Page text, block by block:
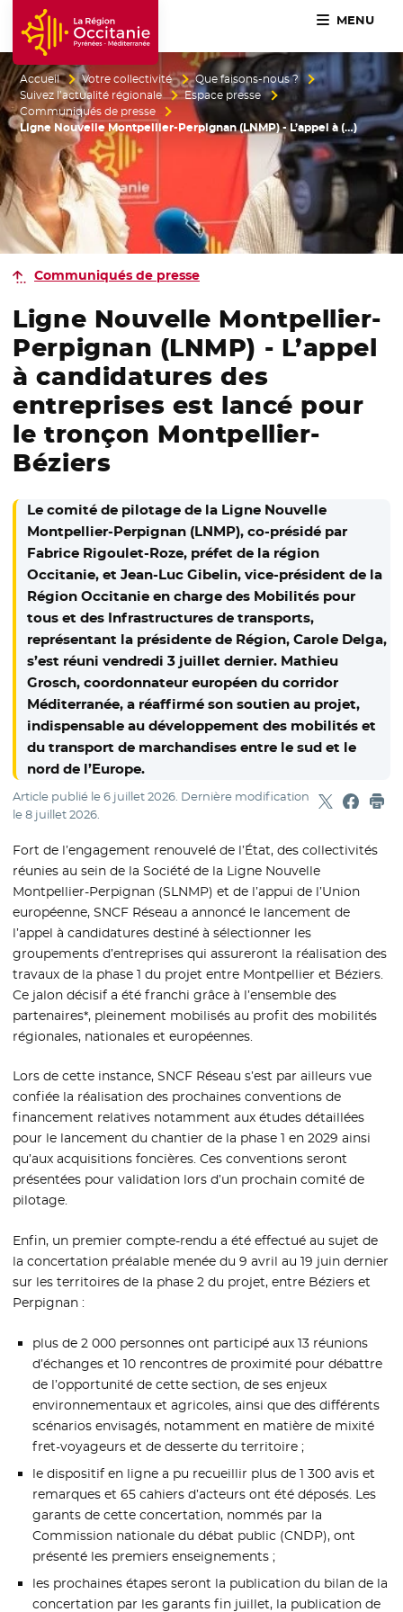
Accueil Région Occitanie / Pyrénées-Méditerranée
MENU
Accueil Votre collectivité
Que faisons-nous ?
Suivez l’actualité régionale
Espace presse
Communiqués de presse
Ligne Nouvelle Montpellier-Perpignan (LNMP) - L’appel à (…)
Communiqués de presse
Ligne Nouvelle Montpellier-
Perpignan (LNMP) - L’appel
à candidatures des
entreprises est lancé pour
le tronçon Montpellier-
Béziers
Le comité de pilotage de la Ligne Nouvelle
Montpellier-Perpignan (LNMP), co-présidé par
Fabrice Rigoulet-Roze, préfet de la région
Occitanie, et Jean-Luc Gibelin, vice-président de la
Région Occitanie en charge des Mobilités pour
tous et des Infrastructures de transports,
représentant la présidente de Région, Carole Delga,
s’est réuni vendredi 3 juillet dernier. Mathieu
Grosch, coordonnateur européen du corridor
Méditerranée, a réaffirmé son soutien au projet,
indispensable au développement des mobilités et
du transport de marchandises entre le sud et le
nord de l’Europe.
Article publié le6 juillet 2026. Dernière modification
le8 juillet 2026. Partager
- Nouvelle
-
Fort de l’engagement renouvelé de l’État, des collectivités
réunies au sein de la Société de la Ligne Nouvelle
Montpellier-Perpignan (SLNMP) et de l’appui de l’Union
européenne, SNCF Réseau a annoncé le lancement de
l’appel à candidatures destiné à sélectionner les
groupements d’entreprises qui assureront la réalisation des
travaux de la phase 1 du projet entre Montpellier et Béziers.
Ce jalon décisif a été franchi grâce à l’ensemble des
partenaires*, pleinement mobilisés au profit des mobilités
régionales, nationales et européennes.
Lors de cette instance, SNCF Réseau s’est par ailleurs vue
confiée la réalisation des prochaines conventions de
financement relatives notamment aux études détaillées
pour le lancement du chantier de la phase 1 en 2029 ainsi
qu’aux acquisitions foncières. Ces conventions seront
présentées pour validation lors d’un prochain comité de
pilotage.
Enfin, un premier compte-rendu a été effectué au sujet de
la concertation préalable menée du 9 avril au 19 juin dernier
sur les territoires de la phase 2 du projet, entre Béziers et
Perpignan :
plus de 2 000 personnes ont participé aux 13 réunions
d’échanges et 10 rencontres de proximité pour débattre
de l’opportunité de cette section, de ses enjeux
environnementaux et agricoles, ainsi que des différents
scénarios envisagés, notamment en matière de mixité
fret-voyageurs et de desserte du territoire ;
le dispositif en ligne a pu recueillir plus de 1 300 avis et
remarques et 65 cahiers d’acteurs ont été déposés. Les
garants de cette concertation, nommés par la
Commission nationale du débat public (CNDP), ont
présenté les premiers enseignements ;
les prochaines étapes seront la publication du bilan de la
concertation par les garants fin juillet, la publication de